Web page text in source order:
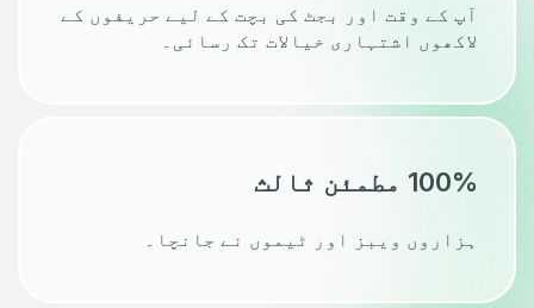
آپ کے وقت اور بجٹ کی بچت کے لیے حریفوں کے
لاکھوں اشتہاری خیالات تک رسائی۔
100% مطمئن ثالث
ہزاروں ویبز اور ٹیموں نے جانچا۔